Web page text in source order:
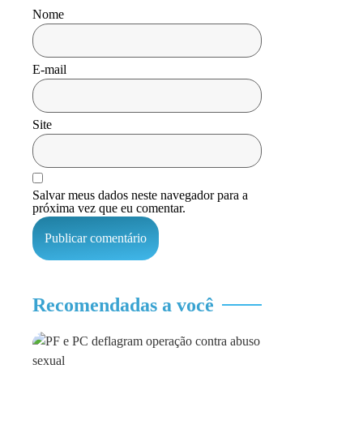
Nome
E-mail
Site
Salvar meus dados neste navegador para a
próxima vez que eu comentar.
Recomendadas a você